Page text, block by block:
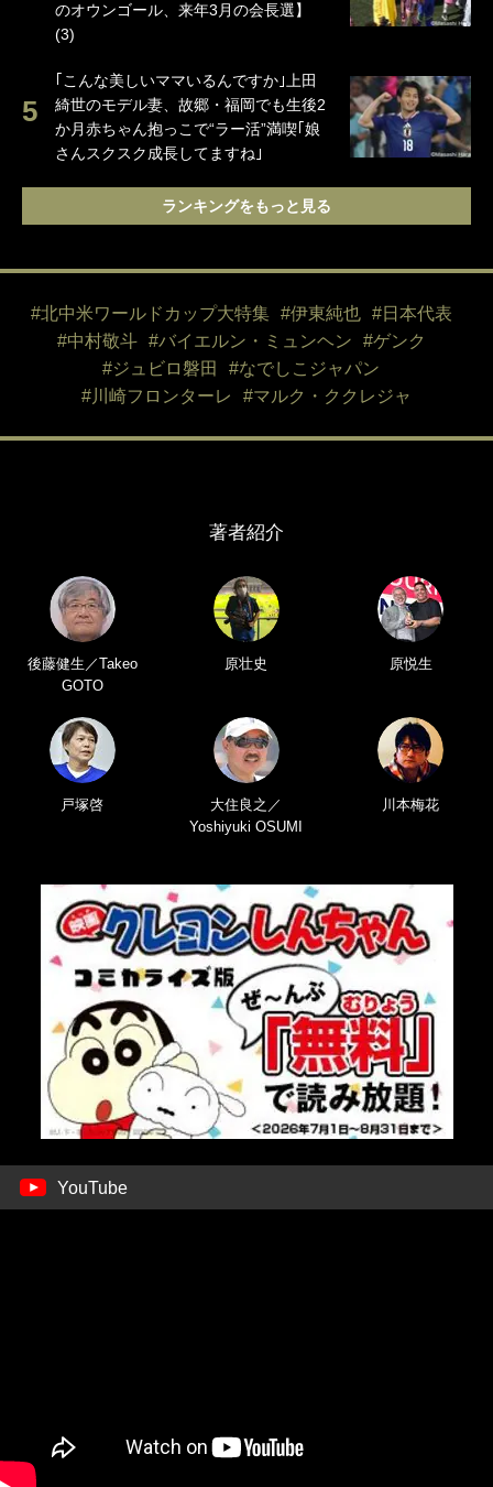
のオウンゴール、来年3月の会長選】
(3)
｢こんな美しいママいるんですか｣上田
綺世のモデル妻、故郷・福岡でも生後2
か月赤ちゃん抱っこで“ラー活”満喫｢娘
さんスクスク成長してますね｣
ランキングをもっと見る
#北中米ワールドカップ大特集 #伊東純也
#日本代表
#中村敬斗
#バイエルン・ミュンヘン
#ゲンク
#ジュビロ磐田
#なでしこジャパン
#川崎フロンターレ
#マルク・ククレジャ
著者紹介
後藤健生／Takeo
GOTO
原壮史 原悦生
戸塚啓
大住良之／
Yoshiyuki OSUMI
川本梅花
YouTube